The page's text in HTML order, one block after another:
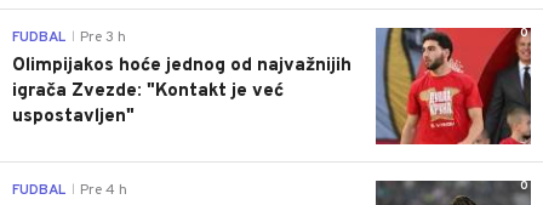
0
FUDBAL Pre 3 h
Olimpijakos hoće jednog od najvažnijih
igrača Zvezde: "Kontakt je već
uspostavljen"
0
FUDBAL Pre 4 h